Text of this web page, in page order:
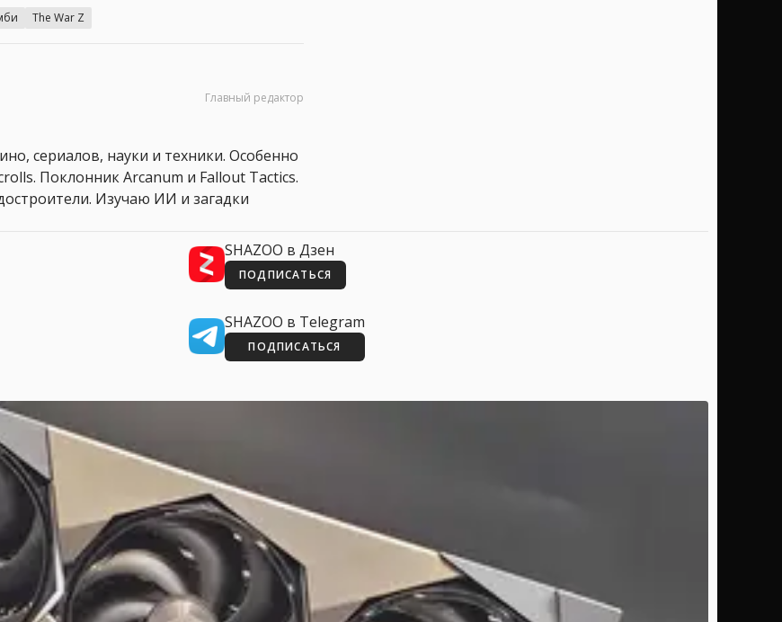
The War Z
Главный редактор
сериалов, науки и техники. Особенно
Поклонник Arcanum и Fallout Tactics.
Изучаю ИИ и загадки
SHAZOO в Дзен
ПОДПИСАТЬСЯ
SHAZOO в Telegram
ПОДПИСАТЬСЯ